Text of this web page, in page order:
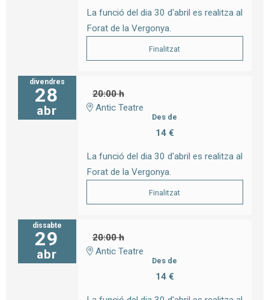
La funció del dia 30 d'abril es realitza al
Forat de la Vergonya.
Finalitzat
divendres
28
abr
20:00 h
Antic Teatre
Des de
14 €
La funció del dia 30 d'abril es realitza al
Forat de la Vergonya.
Finalitzat
dissabte
29
abr
20:00 h
Antic Teatre
Des de
14 €